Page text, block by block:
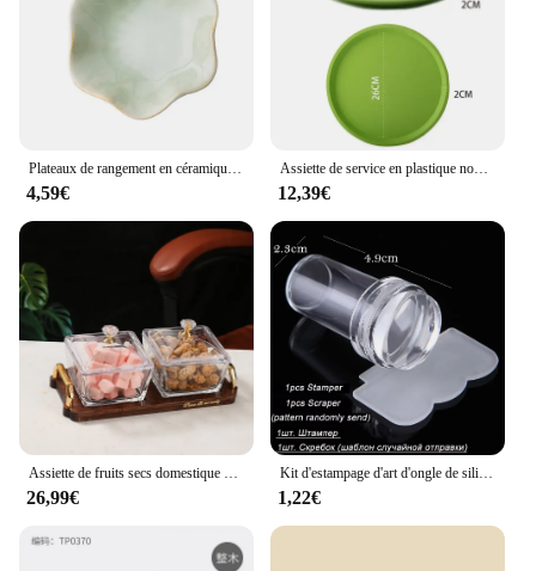
Plateaux de rangement en céramique, vert, créatif, assiette à bijoux, décoration de bureau
4,59€
Assiette de service en plastique non ald, ronde, doublée, coordonnante, pour restaurant, café, boissons, plats de restauration rapide, outil de bar
12,39€
Assiette de fruits secs domestique KTV, assiette de fruits en verre, volet créatif, plat de fruits secs, boîte à bonbons Dim Sum, collations erson sur l'assiette
26,99€
Kit d'estampage d'art d'ongle de silicone transparent, conception française pour la plaque de manucure, sceau de vernis, tampon à deux côtés, grattoir, outil, 1pc
1,22€